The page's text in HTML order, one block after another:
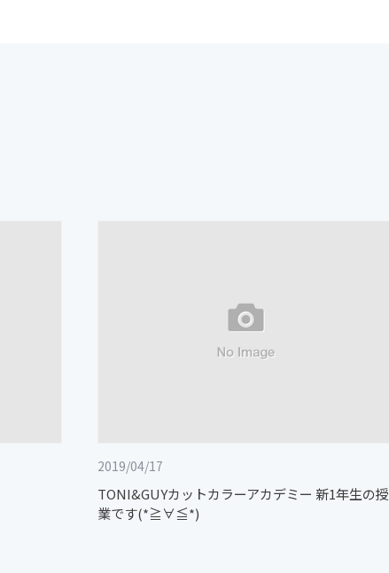
2019/04/17
TONI&GUYカットカラーアカデミー 新1年生の授
業です(*≧∀≦*)